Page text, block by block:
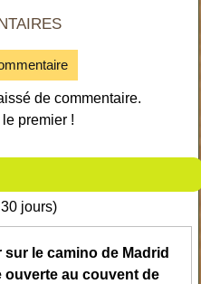
de commentaire.
premier !
jours)
le camino de Madrid
ouverte au couvent de